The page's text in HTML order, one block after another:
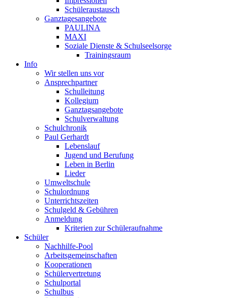
Schüleraustausch
Ganztagesangebote
PAULINA
MAXI
Soziale Dienste & Schulseelsorge
Trainingsraum
Info
Wir stellen uns vor
Ansprechpartner
Schulleitung
Kollegium
Ganztagsangebote
Schulverwaltung
Schulchronik
Paul Gerhardt
Lebenslauf
Jugend und Berufung
Leben in Berlin
Lieder
Umweltschule
Schulordnung
Unterrichtszeiten
Schulgeld & Gebühren
Anmeldung
Kriterien zur Schüleraufnahme
Schüler
Nachhilfe-Pool
Arbeitsgemeinschaften
Kooperationen
Schülervertretung
Schulportal
Schulbus